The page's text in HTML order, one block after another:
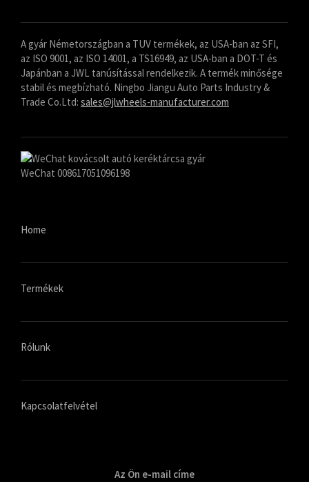
A gyár Németországban a TUV termékek, az USA-ban az SFI,
az ISO 9001, az ISO 14001, a TS16949, az USA-ban a DOT-T és
Japánban a JWL tanúsítással rendelkezik. A termék minősége
stabil és megbízható. Ningbo Jiangu Auto Parts Industry &
Trade Co.Ltd: sales@jlwheels-manufacturer.com
WeChat 008617051096198
Home
Termékek
Rólunk
Kapcsolatfelvétel
Az Ön e-mail címe